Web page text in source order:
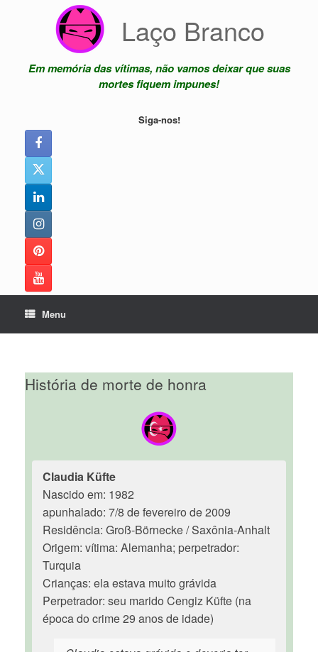
Laço Branco
Em memória das vítimas, não vamos deixar que suas
mortes fiquem impunes!
Siga-nos!
Menu
História de morte de honra
Claudia Küfte
Nascido em: 1982
apunhalado: 7/8 de fevereiro de 2009
Residência: Groß-Börnecke / Saxônia-Anhalt
Origem: vítima: Alemanha; perpetrador:
Turquia
Crianças: ela estava muito grávida
Perpetrador: seu marido Cengiz Küfte (na
época do crime 29 anos de idade)